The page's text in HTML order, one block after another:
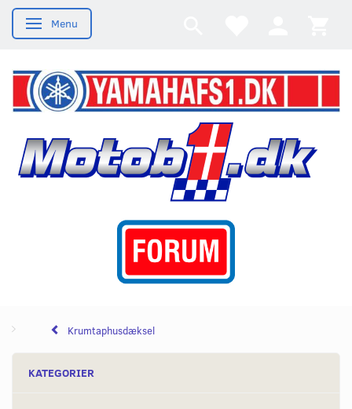
Skifte navigation
Menu
Krumtaphusdæksel
KATEGORIER